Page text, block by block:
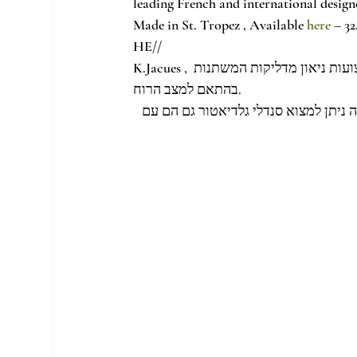
Made in St. Tropez , Available here –
HE//
K.Jacues , בית אופנה ותיק מסנט טרופז בקולקציית סנדלי קיץ 2013 עם רצועות ניאון מדליקות המשתנות
בהתאם למצב הרוח.
למצוא סנדלי גלדיאטור גם הם עם